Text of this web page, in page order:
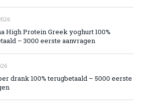
High Protein Greek yoghurt 100%
– 3000 eerste aanvragen
drank 100% terugbetaald – 5000 eerste